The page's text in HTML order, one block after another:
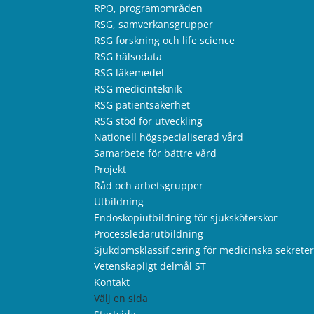
RPO, programområden
RSG, samverkansgrupper
RSG forskning och life science
RSG hälsodata
RSG läkemedel
RSG medicinteknik
RSG patientsäkerhet
RSG stöd för utveckling
Nationell högspecialiserad vård
Samarbete för bättre vård
Projekt
Råd och arbetsgrupper
Utbildning
Endoskopiutbildning för sjuksköterskor
Processledarutbildning
Sjukdomsklassificering för medicinska
Vetenskapligt delmål ST
Kontakt
Välj en sida